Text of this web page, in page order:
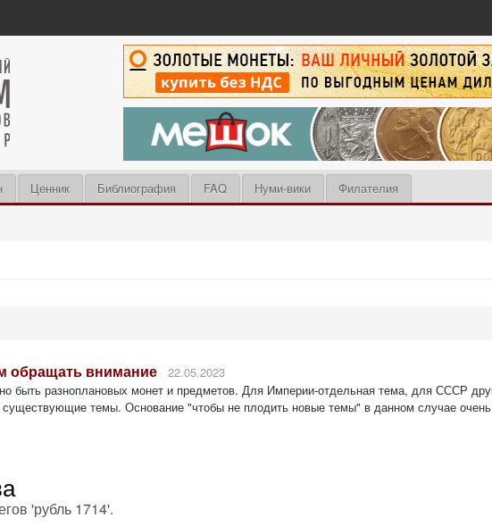
Ценник Библиография FAQ Нуми-вики Филателия
обращать внимание
22.05.2023
быть разноплановых монет и предметов. Для Империи-отдельная тема, для СССР
существующие темы. Основание "чтобы не плодить новые темы" в данном случае
'рубль 1714'.